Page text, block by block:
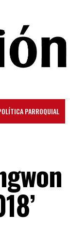
PARROQUIAL